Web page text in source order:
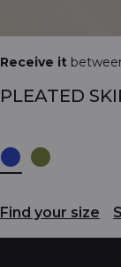
Receive it
PLEATED
Find your size